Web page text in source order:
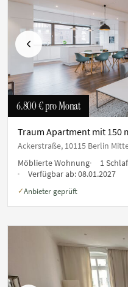
Vorherige
6.800 €pro Monat
Traum Apartment mit 150
Ackerstraße, 10115 Berlin
Möblierte Wohnung
1
Verfügbar ab:08.01.2027
✓Anbieter geprüft